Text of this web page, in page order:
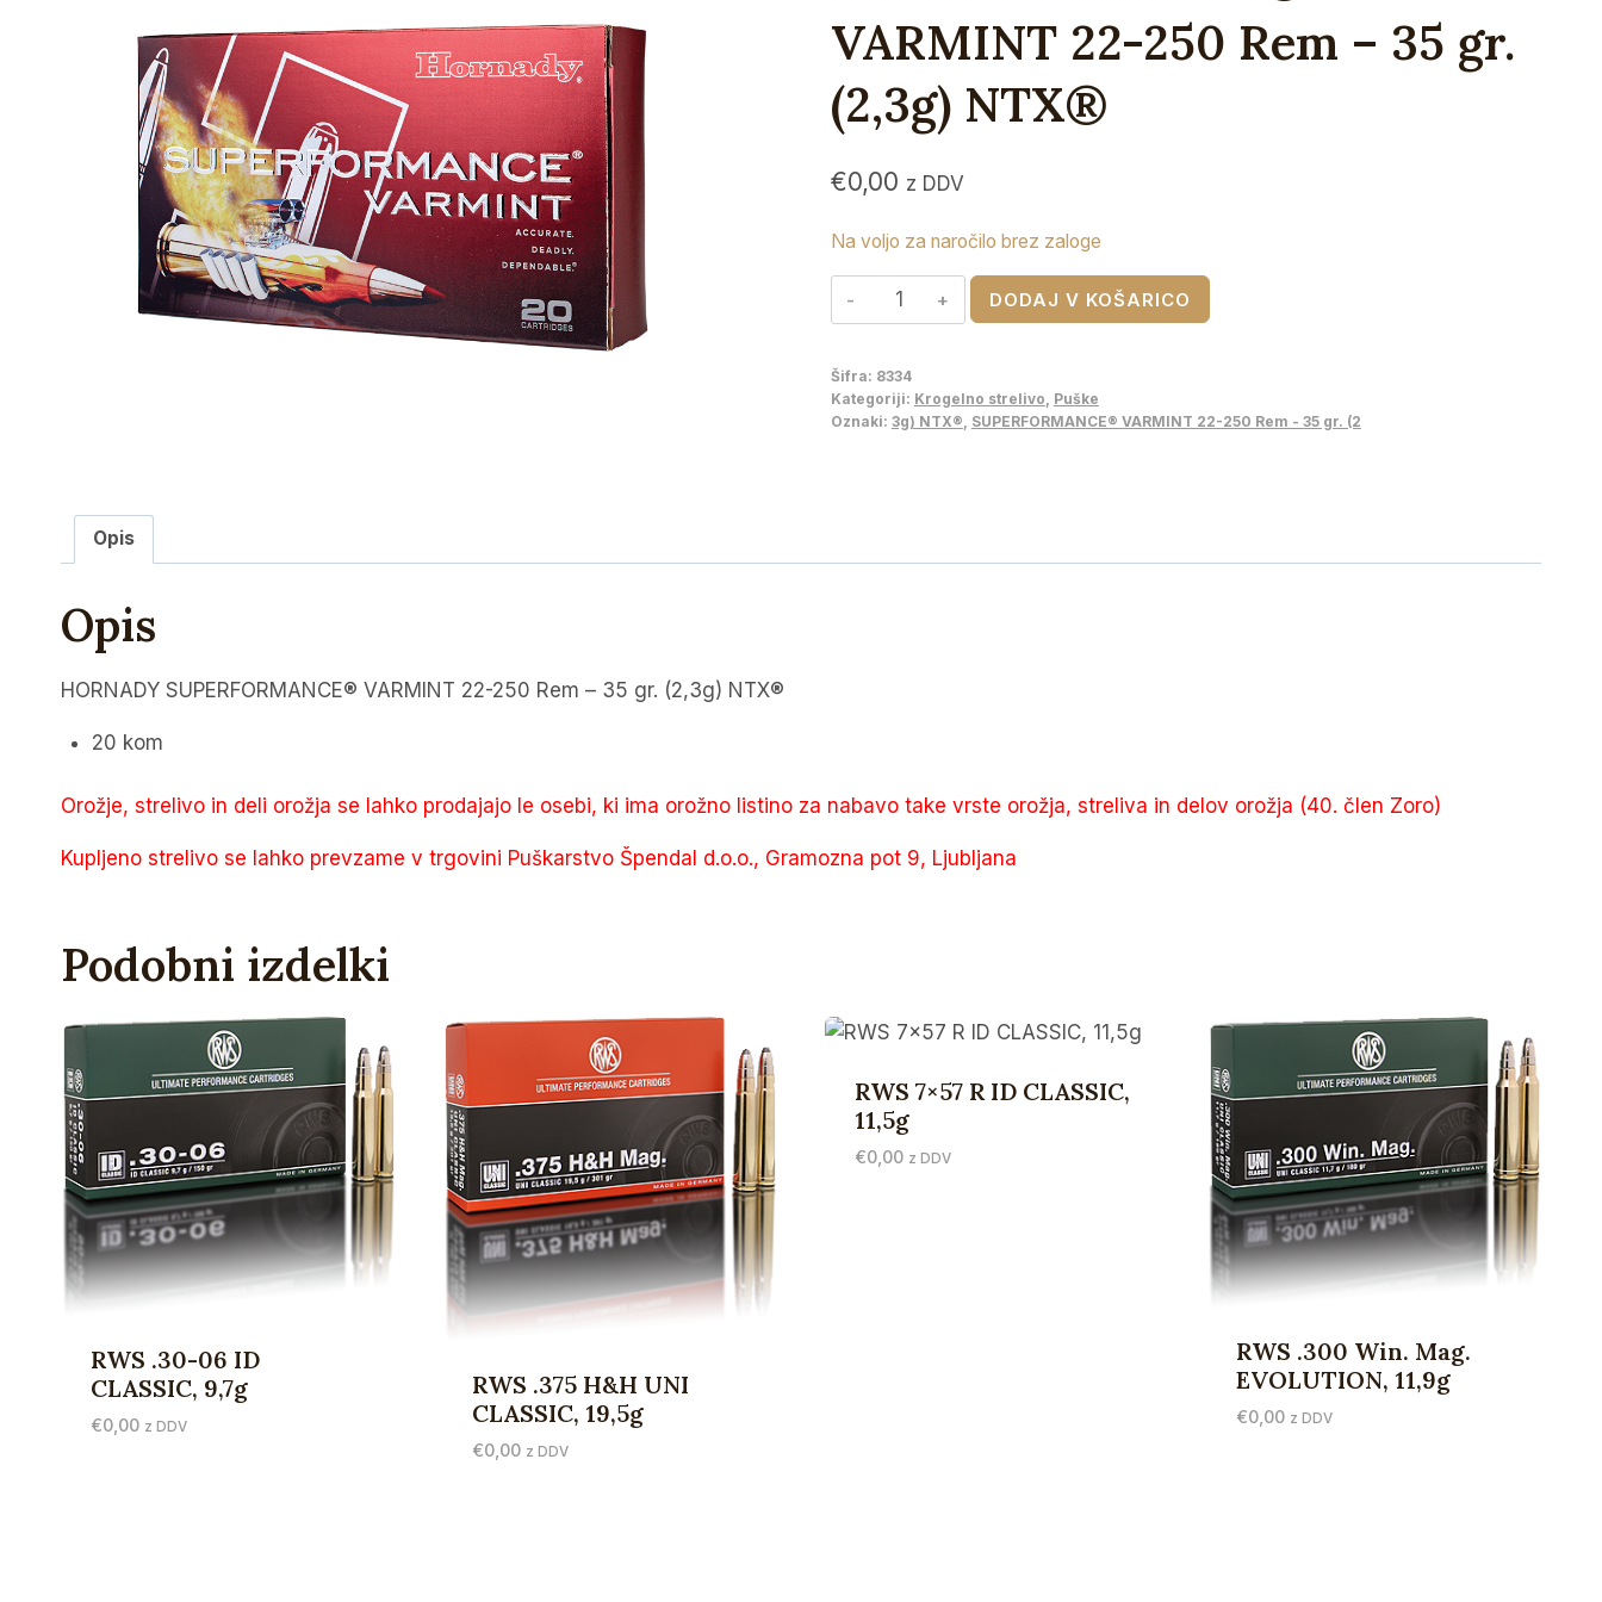
VARMINT 22-250 Rem – 35 gr.
(2,3g) NTX®
€0,00 z DDV
Na voljo za naročilo brez zaloge
HORNADY
SUPERFORMANCE®
22-
250
DODAJ V KOŠARICO
Šifra: 8334
Kategoriji: Krogelno strelivo Puške
Oznaki: 3g) NTX® SUPERFORMANCE® VARMINT 22-250 Rem - 35 gr. (2
Opis
Opis
HORNADY SUPERFORMANCE® VARMINT 22-250 Rem – 35 gr. (2,3g) NTX®
20 kom
Orožje, strelivo in deli orožja se lahko prodajajo le osebi, ki ima orožno listino za nabavo take vrste orožja, streliva in delov orožja (40. člen Zoro)
Kupljeno strelivo se lahko prevzame v trgovini Puškarstvo Špendal d.o.o., Gramozna pot 9, Ljubljana
Podobni izdelki
RWS .30-06 ID
CLASSIC, 9,7g
€0,00 z DDV
RWS .375 H&H UNI
CLASSIC, 19,5g
€0,00 z DDV
RWS 7×57 R ID CLASSIC,
11,5g
€0,00 z DDV
RWS .300 Win. Mag.
EVOLUTION, 11,9g
€0,00 z DDV